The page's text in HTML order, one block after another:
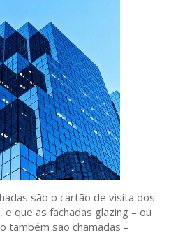
são o cartão de visita dos
que as fachadas glazing – ou
também são chamadas –